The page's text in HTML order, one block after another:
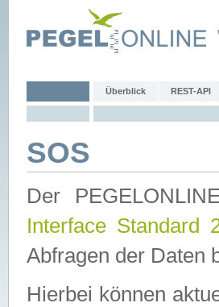
Überblick REST-API
SOS
Der
Interface Standard
Abfragen der Daten
Hierbei können